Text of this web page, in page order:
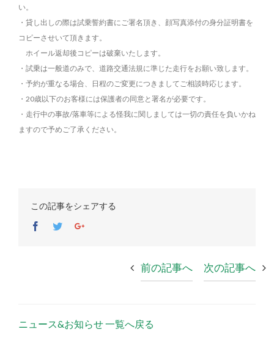
い。
・貸し出しの際は試乗誓約書にご署名頂き、顔写真添付の身分証明書を
コピーさせいて頂きます。
ホイール返却後コピーは破棄いたします。
・試乗は一般道のみで、道路交通法規に準じた走行をお願い致します。
・予約が重なる場合、日程のご変更につきましてご相談時応じます。
・20歳以下のお客様には保護者の同意と署名が必要です。
・走行中の事故/落車等による怪我に関しましては一切の責任を負いかね
ますので予めご了承ください。
この記事をシェアする
Facebook
TwitterGoogle+
前の記事へ 次の記事へ
ニュース&お知らせ 一覧へ戻る